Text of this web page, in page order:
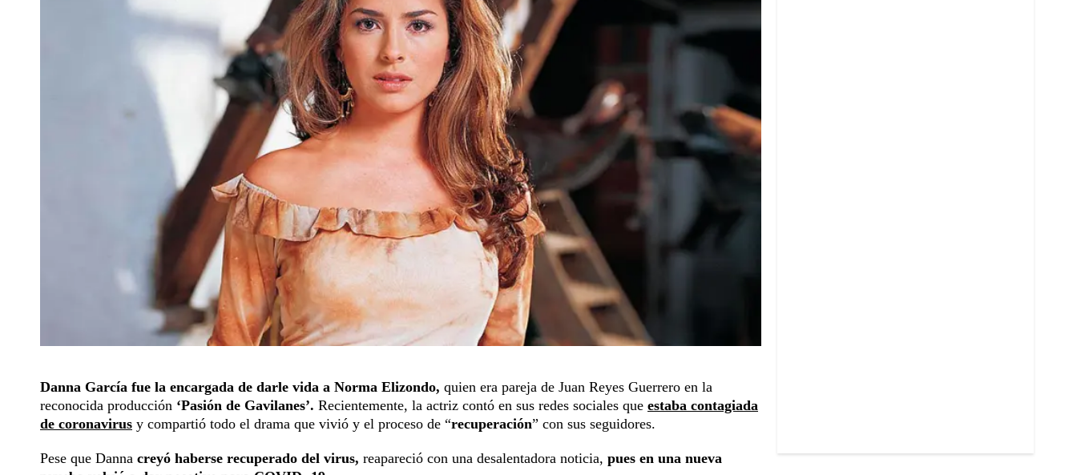
Whatsapp
Danna García fue la encargada de darle vida a Norma Elizondo, quien era pareja de Juan Reyes Guerrero en la
reconocida producción ‘Pasión de Gavilanes’. Recientemente, la actriz contó en sus redes sociales que estaba contagiada
de coronavirus y compartió todo el drama que vivió y el proceso de “recuperación” con sus seguidores.
Pese que Danna creyó haberse recuperado del virus, reapareció con una desalentadora noticia, pues en una nueva